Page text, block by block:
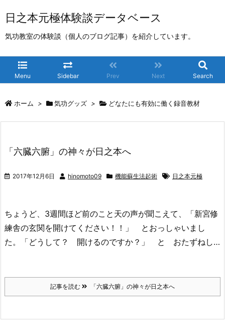
日之本元極体験談データベース
気功教室の体験談（個人のブログ記事）を紹介しています。
Menu Sidebar Prev Next Search
ホーム > 気功グッズ > どなたにも有効に働く録音教材
「六臓六腑」の神々が日之本へ
2017年12月6日 hinomoto09 機能蘇生法起術 日之本元極
ちょうど、3週間ほど前のこと天の声が聞こえて、「新宮修
練舎の玄関を開けてください！！」 とおっしゃいまし
た。「どうして？ 開けるのですか？」 と おたずねし…
記事を読む 「六臓六腑」の神々が日之本へ